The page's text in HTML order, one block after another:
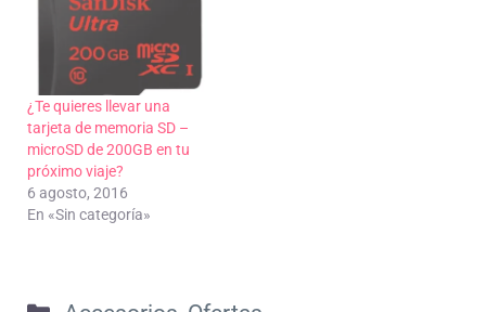
¿Te quieres llevar una
tarjeta de memoria SD –
microSD de 200GB en tu
próximo viaje?
6 agosto, 2016
En «Sin categoría»